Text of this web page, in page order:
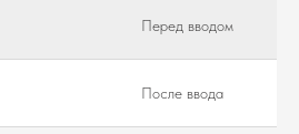
Перед вводом
После ввода